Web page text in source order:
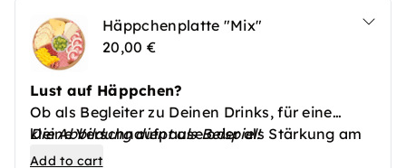
Häppchenplatte "Mix"
20,00 €
Lust auf Häppchen?
Ob als Begleiter zu Deinen Drinks, für eine
kleine Verschnaufpause oder als Stärkung am
Abend -
Die Abbildung dient als Beispiel!
Add to cart